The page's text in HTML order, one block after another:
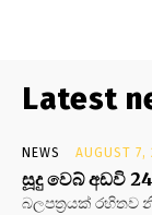
Latest
NEWS AUGUST 7,
සූදු වෙබ් අඩවි
බලපත්‍රයක් රහිතව